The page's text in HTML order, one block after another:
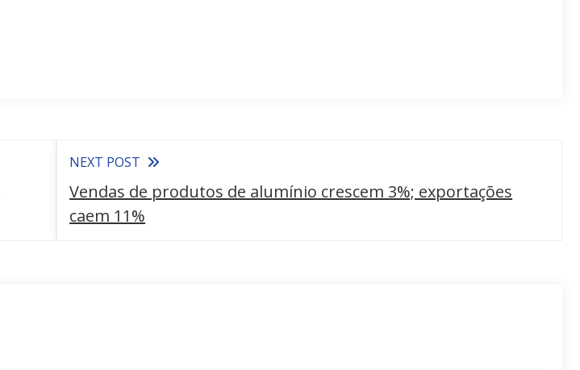
NEXT POST
Vendas de produtos de alumínio crescem 3%; exportações
caem 11%